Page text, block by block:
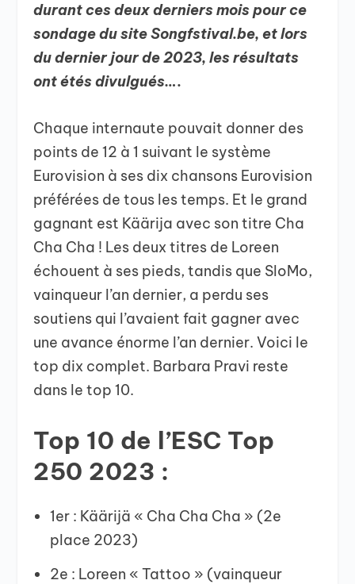
durant ces deux derniers mois pour ce
sondage du site Songfstival.be, et lors
du dernier jour de 2023, les résultats
ont étés divulgués….
Chaque internaute pouvait donner des
points de 12 à 1 suivant le système
Eurovision à ses dix chansons Eurovision
préférées de tous les temps. Et le grand
gagnant est Käärija avec son titre Cha
Cha Cha ! Les deux titres de Loreen
échouent à ses pieds, tandis que SloMo,
vainqueur l’an dernier, a perdu ses
soutiens qui l’avaient fait gagner avec
une avance énorme l’an dernier. Voici le
top dix complet. Barbara Pravi reste
dans le top 10.
Top 10 de l’ESC Top
250 2023 :
1er : Käärijä « Cha Cha Cha » (2e
place 2023)
2e : Loreen « Tattoo » (vainqueur